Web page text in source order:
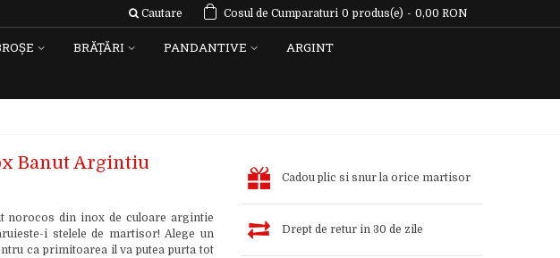
Cautare Cosul de Cumparaturi 0 produs(e) - 0,00 RON
BRĂȚĂRI PANDANTIVE
ARGINT
Banut Argintiu
norocos din inox de culoare argintie
i stelele de martisor! Alege un
ca primitoarea il va putea purta tot
Cadou plic si snur la orice martisor
Drept de retur in 30 de zile